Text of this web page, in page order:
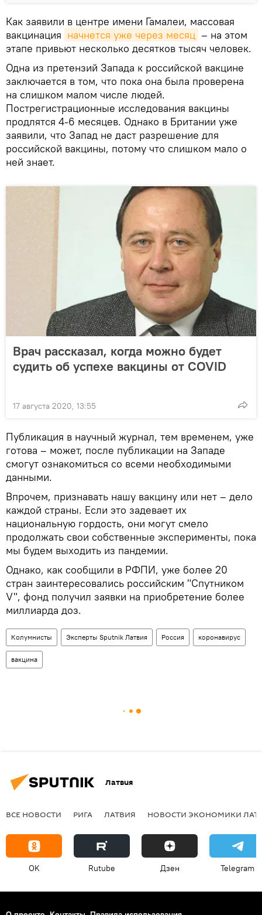
Как заявили в центре имени Гамалеи, массовая
вакцинация начнется уже через месяц – на этом
этапе привьют несколько десятков тысяч человек.
Одна из претензий Запада к российской вакцине
заключается в том, что пока она была проверена
на слишком малом числе людей.
Пострегистрационные исследования вакцины
продлятся 4-6 месяцев. Однако в Британии уже
заявили, что Запад не даст разрешение для
российской вакцины, потому что слишком мало о
ней знает.
Врач рассказал, когда можно будет
судить об успехе вакцины от COVID
17 августа 2020, 13:55
Публикация в научный журнал, тем временем, уже
готова – может, после публикации на Западе
смогут ознакомиться со всеми необходимыми
данными.
Впрочем, признавать нашу вакцину или нет – дело
каждой страны. Если это задевает их
национальную гордость, они могут смело
продолжать свои собственные эксперименты, пока
мы будем выходить из пандемии.
Однако, как сообщили в РФПИ, уже более 20
стран заинтересовались российским "Спутником
V", фонд получил заявки на приобретение более
миллиарда доз.
Колумнисты Эксперты Sputnik Латвия Россия коронавирус
вакцина
Латвия
ВСЕ НОВОСТИ РИГА ЛАТВИЯ НОВОСТИ ЭКОНОМИКИ
OK Rutube Дзен Telegram